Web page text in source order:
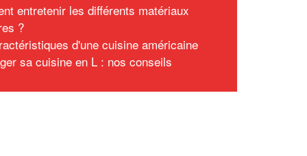
entretenir les différents matériaux
?
d'une cuisine américaine
sa cuisine en L : nos conseils